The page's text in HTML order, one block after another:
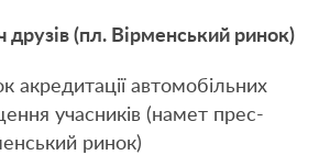
друзів (пл. Вірменський ринок)
акредитації автомобільних
учасників (намет прес-
ринок)